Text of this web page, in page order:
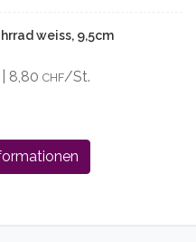
weiss, 9,5cm
| 8,80 CHF/St.